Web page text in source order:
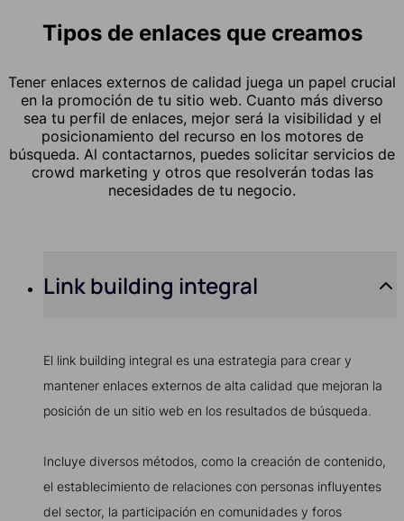
Tipos de enlaces que creamos
Tener enlaces externos de calidad juega un papel crucial
en la promoción de tu sitio web. Cuanto más diverso
sea tu perfil de enlaces, mejor será la visibilidad y el
posicionamiento del recurso en los motores de
búsqueda. Al contactarnos, puedes solicitar servicios de
crowd marketing y otros que resolverán todas las
necesidades de tu negocio.
Link building integral
El link building integral es una estrategia para crear y
mantener enlaces externos de alta calidad que mejoran la
posición de un sitio web en los resultados de búsqueda.
Incluye diversos métodos, como la creación de contenido,
el establecimiento de relaciones con personas influyentes
del sector, la participación en comunidades y foros